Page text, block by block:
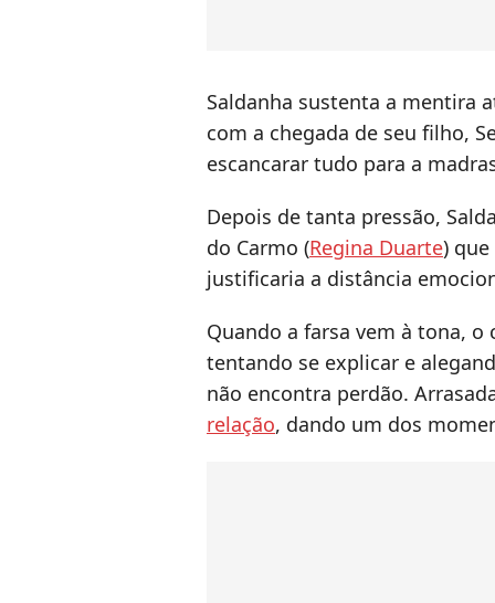
Saldanha sustenta a mentira
com a chegada de seu filho,
escancarar tudo para a
Depois de tanta pressão,
do Carmo (Regina Duarte)
justificaria a distância
Quando a farsa vem à tona, o
tentando se explicar e
não encontra perdão.
relação, dando um dos